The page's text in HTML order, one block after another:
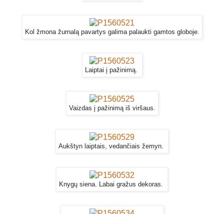
Kol žmona žurnalą pavartys galima palaukti gamtos globoje.
Laiptai į pažinimą.
Vaizdas į pažinimą iš viršaus.
Aukštyn laiptais, vedančiais žemyn.
Knygų siena. Labai gražus dekoras.